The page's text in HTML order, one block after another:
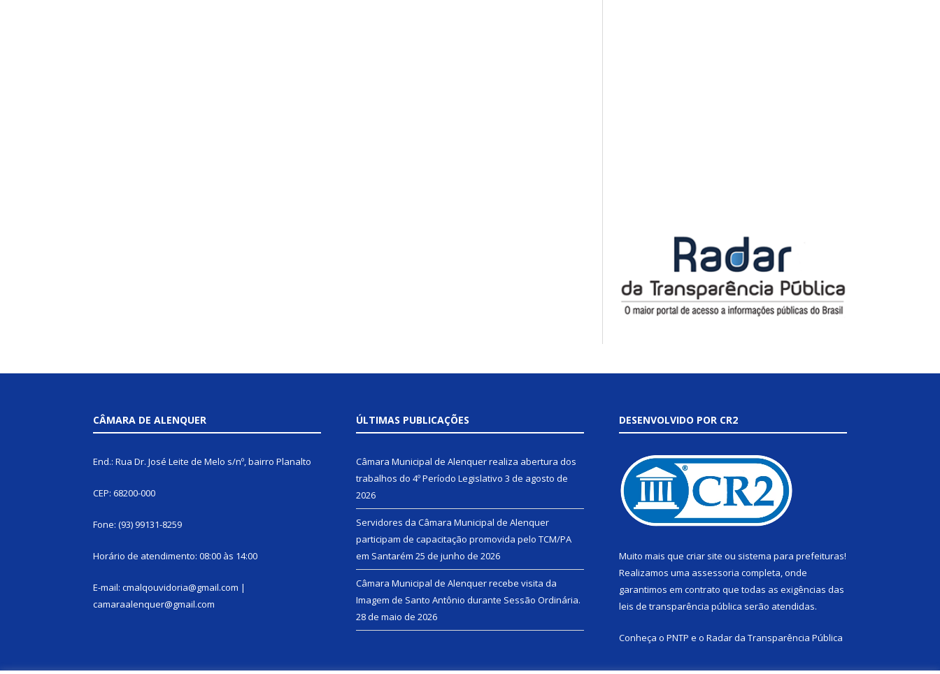
CÂMARA DE ALENQUER
End.: Rua Dr. José Leite de Melo s/nº, bairro Planalto
CEP: 68200-000
Fone: (93) 99131-8259
Horário de atendimento: 08:00 às 14:00
E-mail: cmalqouvidoria@gmail.com |
camaraalenquer@gmail.com
ÚLTIMAS PUBLICAÇÕES
Câmara Municipal de Alenquer realiza abertura dos
trabalhos do 4º Período Legislativo 3 de agosto de
2026
Servidores da Câmara Municipal de Alenquer
participam de capacitação promovida pelo TCM/PA
em Santarém 25 de junho de 2026
Câmara Municipal de Alenquer recebe visita da
Imagem de Santo Antônio durante Sessão Ordinária.
28 de maio de 2026
DESENVOLVIDO POR CR2
Muito mais que criar site ou sistema para prefeituras!
Realizamos uma assessoria completa, onde
garantimos em contrato que todas as exigências das
leis de transparência pública serão atendidas.
Conheça o PNTP e o Radar da Transparência Pública